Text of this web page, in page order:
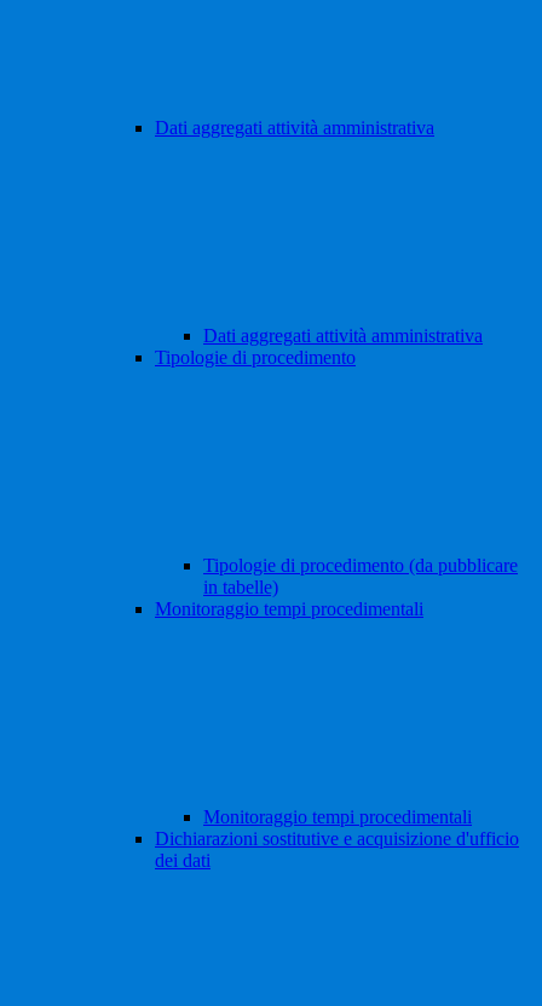
Dati aggregati attività amministrativa
Dati aggregati attività amministrativa
Tipologie di procedimento
Tipologie di procedimento (da pubblicare
in tabelle)
Monitoraggio tempi procedimentali
Monitoraggio tempi procedimentali
Dichiarazioni sostitutive e acquisizione d'ufficio
dei dati